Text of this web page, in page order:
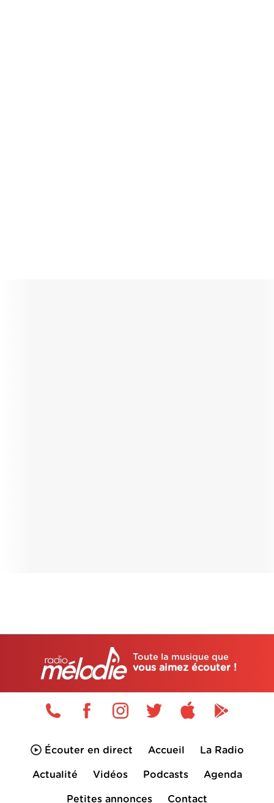
Toute la musique que
vous aimez écouter !
Écouter en direct Accueil La Radio
Actualité Vidéos Podcasts Agenda
Petites annonces Contact